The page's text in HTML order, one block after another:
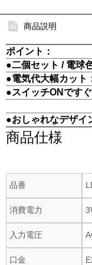
商品説明
ポイント：
●二個セット / 電球
●電気代大幅カット
●スイッチONです
●おしゃれなデザイ
商品仕様
品番
消費電力
入力電圧
口金